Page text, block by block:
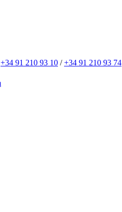
+34 91 210 93 10 /+34 91 210 93 74